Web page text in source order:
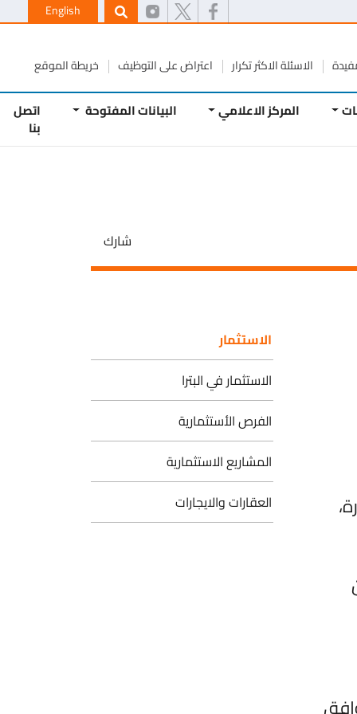
English
الاسئلة الاكثر تكرار اعتراض على التوظيف خريطة الموقع
المركز الاعلامي البيانات المفتوحة اتصل
شارك
الاستثمار
الاستثمار في البترا
الفرص الأستثمارية
المشاريع الاستثمارية
العقارات والايجارات